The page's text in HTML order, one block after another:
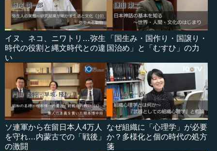
イヌ、ネコ、ニワトリ…弥生
時代の役割と縄文時代との違
い
「国生み・国作り・国譲り・
国治め」と「むすひ」の力
ソ連軍から在留日本人4万人
を守れ…内蒙古での「戦後」
の激闘
なぜ組織に「心理学」が必要
か？多様化と個の時代の処方
箋